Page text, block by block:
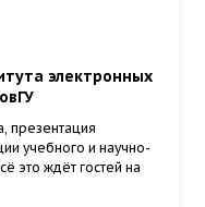
электронных
презентация
учебного и научно-
это ждёт гостей на